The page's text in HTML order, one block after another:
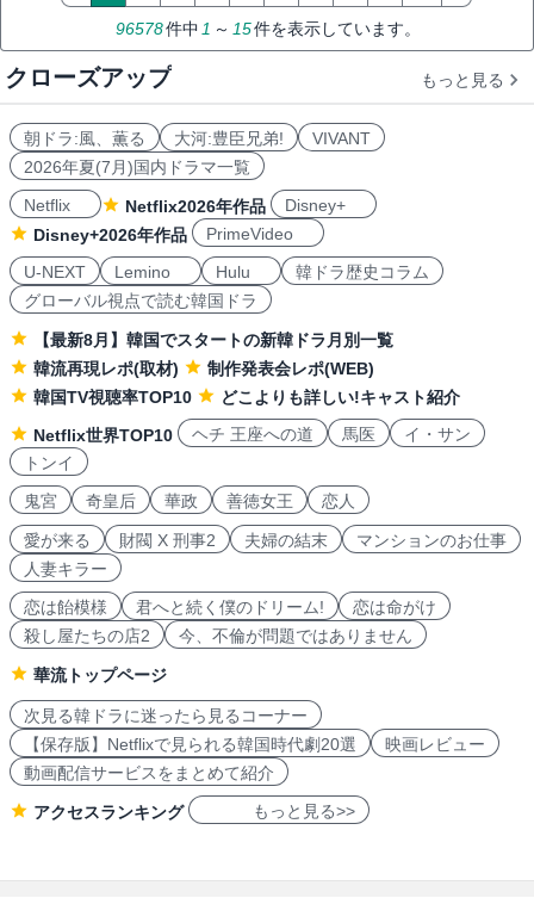
96578件中 1 ～ 15件を表示しています。
クローズアップ もっと見る
朝ドラ:風、薫る 大河:豊臣兄弟!
VIVANT
2026年夏(7月)国内ドラマ一覧
Netflix
Netflix2026年作品
Disney+
Disney+2026年作品
PrimeVideo
U-NEXT
Lemino Hulu
韓ドラ歴史コラム
グローバル視点で読む韓国ドラ
【最新8月】韓国でスタートの新韓ドラ月別一覧
韓流再現レポ(取材)
制作発表会レポ(WEB)
韓国TV視聴率TOP10
どこよりも詳しい!キャスト紹介
Netflix世界TOP10
ヘチ 王座への道 馬医
イ・サン
トンイ
鬼宮
奇皇后 華政 善徳女王 恋人
愛が来る 財閥 X 刑事2 夫婦の結末
マンションのお仕事
人妻キラー
恋は飴模様
君へと続く僕のドリーム!
恋は命がけ
殺し屋たちの店2
今、不倫が問題ではありません
華流トップページ
次見る韓ドラに迷ったら見るコーナー
【保存版】Netflixで見られる韓国時代劇20選
映画レビュー
動画配信サービスをまとめて紹介
アクセスランキング もっと見る>>